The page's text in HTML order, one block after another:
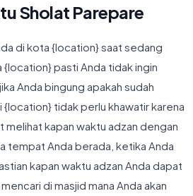
Sholat Parepare
di kota {location} saat sedang
pasti Anda tidak ingin
Anda bingung apakah sudah
tidak perlu khawatir karena
kapan waktu adzan dengan
tempat Anda berada, ketika Anda
kapan waktu adzan Anda dapat
di masjid mana Anda akan